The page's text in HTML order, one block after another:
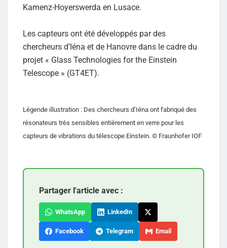
Kamenz-Hoyerswerda en Lusace.
Les capteurs ont été développés par des
chercheurs d’Iéna et de Hanovre dans le cadre du
projet « Glass Technologies for the Einstein
Telescope » (GT4ET).
Légende illustration : Des chercheurs d’Iéna ont fabriqué des
résonateurs très sensibles entièrement en verre pour les
capteurs de vibrations du télescope Einstein. © Fraunhofer IOF
Partager l'article avec :
WhatsApp LinkedIn
Facebook Telegram Email